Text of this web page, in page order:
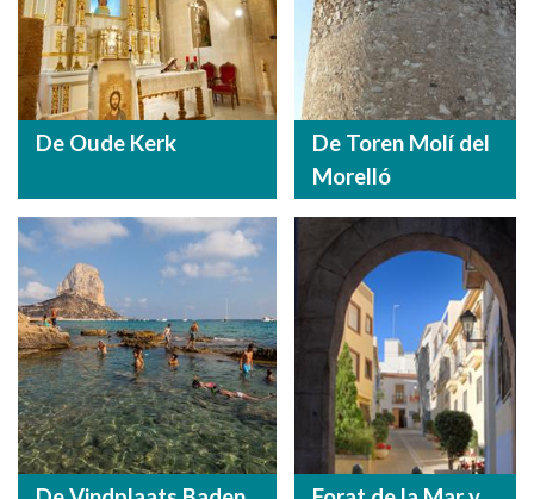
De Oude Kerk
De Toren Molí del
Morelló